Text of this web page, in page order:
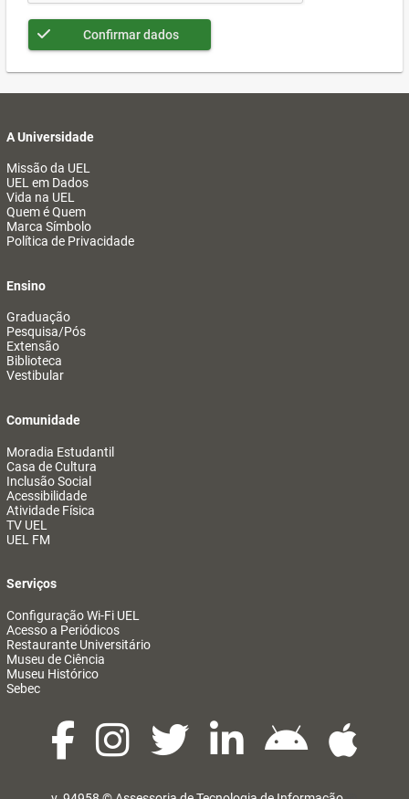
Confirmar dados
A Universidade
Missão da UEL
UEL em Dados
Vida na UEL
Quem é Quem
Marca Símbolo
Política de Privacidade
Ensino
Graduação
Pesquisa/Pós
Extensão
Biblioteca
Vestibular
Comunidade
Moradia Estudantil
Casa de Cultura
Inclusão Social
Acessibilidade
Atividade Física
TV UEL
UEL FM
Serviços
Configuração Wi-Fi UEL
Acesso a Periódicos
Restaurante Universitário
Museu de Ciência
Museu Histórico
Sebec